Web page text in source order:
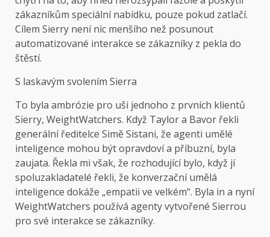
zákazníkům speciální nabídku, pouze pokud zatlačí.
Cílem Sierry není nic menšího než posunout
automatizované interakce se zákazníky z pekla do
štěstí.
S laskavým svolením Sierra
To byla ambrózie pro uši jednoho z prvních klientů
Sierry, WeightWatchers. Když Taylor a Bavor řekli
generální ředitelce Simě Sistani, že agenti umělé
inteligence mohou být opravdoví a příbuzní, byla
zaujata. Řekla mi však, že rozhodující bylo, když jí
spoluzakladatelé řekli, že konverzační umělá
inteligence dokáže „empatii ve velkém“. Byla in a nyní
WeightWatchers používá agenty vytvořené Sierrou
pro své interakce se zákazníky.